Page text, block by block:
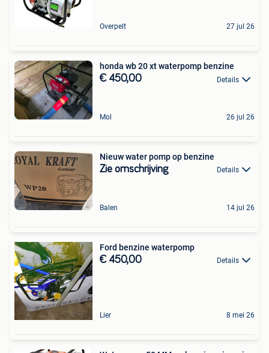
Overpelt 27 jul 26
honda wb 20 xt waterpomp benzine
€ 450,00 Details
Mol 26 jul 26
Nieuw water pomp op benzine
Zie omschrijving Details
Balen 14 jul 26
Ford benzine waterpomp
€ 450,00 Details
Lier 8 mei 26